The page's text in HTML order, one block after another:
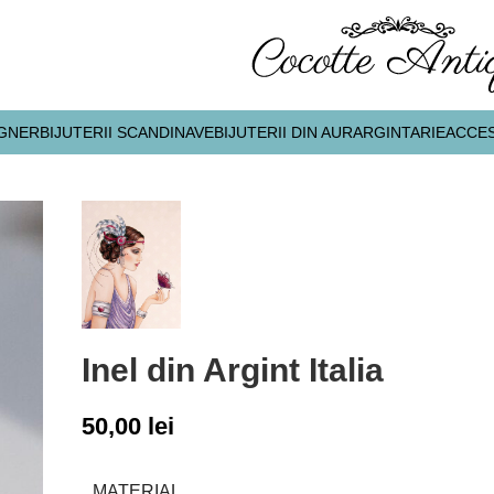
BIJUTERII SCANDINAVEBIJUTERII DIN AURARGINTARIE
Inel din Argint Italia
50,00 lei